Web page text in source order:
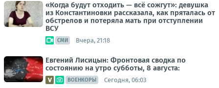
«Когда будут отходить — всё сожгут»: девушка
из Константиновки рассказала, как пряталась от
обстрелов и потеряла мать при отступлении
ВСУ
СМИ Вчера, 21:18
Евгений Лисицын: Фронтовая сводка по
состоянию на утро субботы, 8 августа:
ВОЕНКОРЫ Сегодня, 06:03